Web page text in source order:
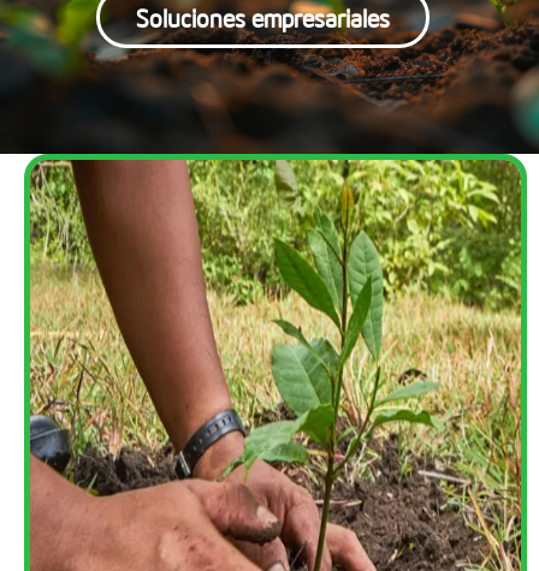
Soluciones empresariales